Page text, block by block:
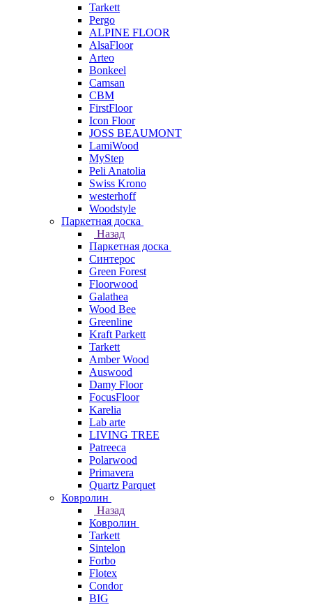
Tarkett
Pergo
ALPINE FLOOR
AlsaFloor
Arteo
Bonkeel
Camsan
CBM
FirstFloor
Icon Floor
JOSS BEAUMONT
LamiWood
MyStep
Peli Anatolia
Swiss Krono
westerhoff
Woodstyle
Паркетная доска
Назад
Паркетная доска
Синтерос
Green Forest
Floorwood
Galathea
Wood Bee
Greenline
Kraft Parkett
Tarkett
Amber Wood
Auswood
Damy Floor
FocusFloor
Karelia
Lab arte
LIVING TREE
Patreeca
Polarwood
Primavera
Quartz Parquet
Ковролин
Назад
Ковролин
Tarkett
Sintelon
Forbo
Flotex
Condor
BIG